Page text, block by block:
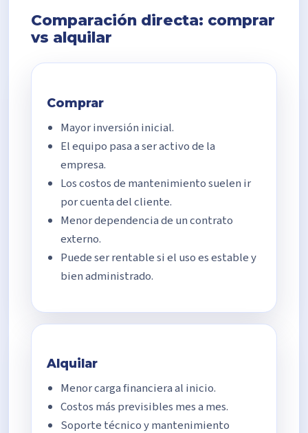
Comparación directa: comprar
vs alquilar
Comprar
Mayor inversión inicial.
El equipo pasa a ser activo de la
empresa.
Los costos de mantenimiento suelen ir
por cuenta del cliente.
Menor dependencia de un contrato
externo.
Puede ser rentable si el uso es estable y
bien administrado.
Alquilar
Menor carga financiera al inicio.
Costos más previsibles mes a mes.
Soporte técnico y mantenimiento